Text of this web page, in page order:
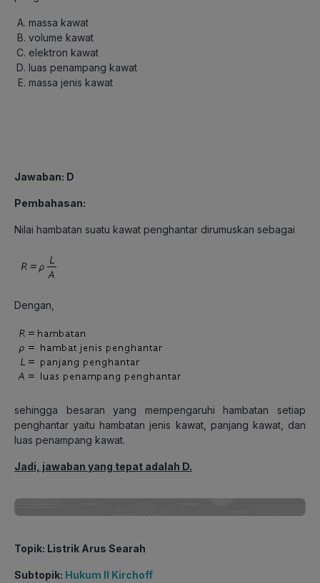
massa kawat
volume kawat
elektron kawat
luas penampang kawat
massa jenis kawat
Jawaban: D
Pembahasan:
Nilai hambatan suatu kawat penghantar dirumuskan sebagai
Dengan,
sehingga besaran yang mempengaruhi hambatan setiap
penghantar yaitu hambatan jenis kawat, panjang kawat, dan
luas penampang kawat.
Jadi, jawaban yang tepat adalah D.
Topik: Listrik Arus Searah
Subtopik: Hukum II Kirchoff